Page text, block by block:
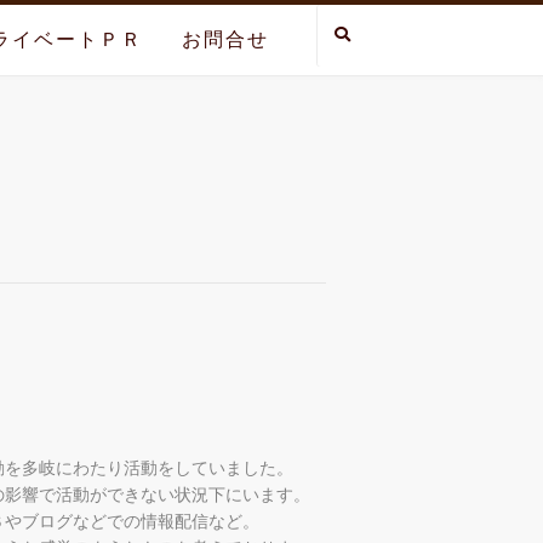
イベートＰＲ お問合せ
多岐にわたり活動をしていました。
響で活動ができない状況下にいます。
ブログなどでの情報配信など。